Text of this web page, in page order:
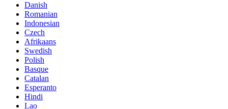
Danish
Romanian
Indonesian
Czech
Afrikaans
Swedish
Polish
Basque
Catalan
Esperanto
Hindi
Lao